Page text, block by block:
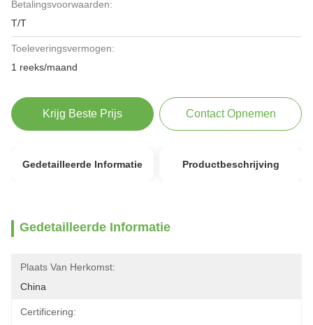
Betalingsvoorwaarden:
T/T
Toeleveringsvermogen:
1 reeks/maand
Krijg Beste Prijs Contact Opnemen
Gedetailleerde Informatie Productbeschrijving
Gedetailleerde Informatie
Plaats Van Herkomst:
China
Certificering: